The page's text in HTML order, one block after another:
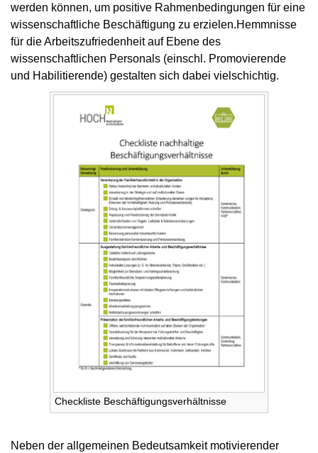
werden können, um positive Rahmenbedingungen für eine
wissenschaftliche Beschäftigung zu erzielen.Hemmnisse
für die Arbeitszufriedenheit auf Ebene des
wissenschaftlichen Personals (einschl. Promovierende
und Habilitierende) gestalten sich dabei vielschichtig.
Checkliste Beschäftigungsverhältnisse
Neben der allgemeinen Bedeutsamkeit motivierender